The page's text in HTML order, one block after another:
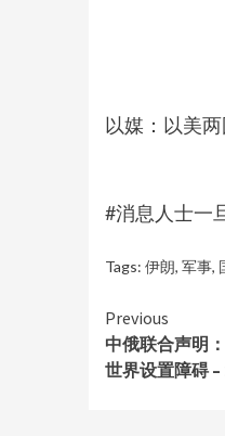
以媒：以美
#消息人士一
Tags: 伊朗, 军事,
Continue
Reading
Previous
中俄联合声明
世界设置障碍 –